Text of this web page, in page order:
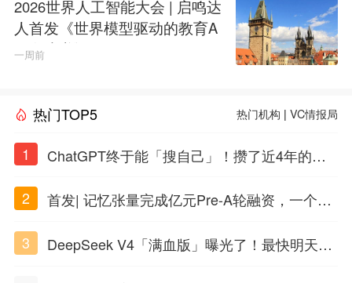
2026世界人工智能大会 | 启鸣达
人首发《世界模型驱动的教育A
GI白皮书》
一周前
热门TOP5 热门机构 |VC情报局
1
ChatGPT终于能「搜自己」！攒了近4年的对
2
首发| 记忆张量完成亿元Pre-A轮融资，一个上
3
DeepSeek V4「满血版」曝光了！最快明天发